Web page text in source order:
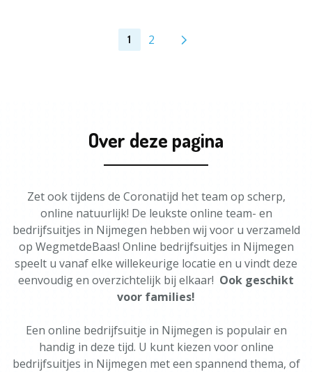
1 2
Over deze pagina
Zet ook tijdens de Coronatijd het team op scherp,
online natuurlijk! De leukste online team- en
bedrijfsuitjes in Nijmegen hebben wij voor u verzameld
op WegmetdeBaas! Online bedrijfsuitjes in Nijmegen
speelt u vanaf elke willekeurige locatie en u vindt deze
eenvoudig en overzichtelijk bij elkaar! Ook geschikt
voor families!
Een online bedrijfsuitje in Nijmegen is populair en
handig in deze tijd. U kunt kiezen voor online
bedrijfsuitjes in Nijmegen met een spannend thema, of